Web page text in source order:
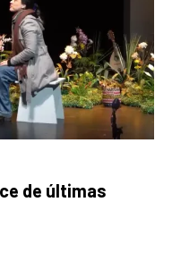
de últimas